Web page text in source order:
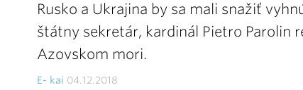
Rusko a Ukrajina by sa mali snažiť
štátny sekretár, kardinál Pietro Parolin
Azovskom mori.
E- kai 04.12.2018